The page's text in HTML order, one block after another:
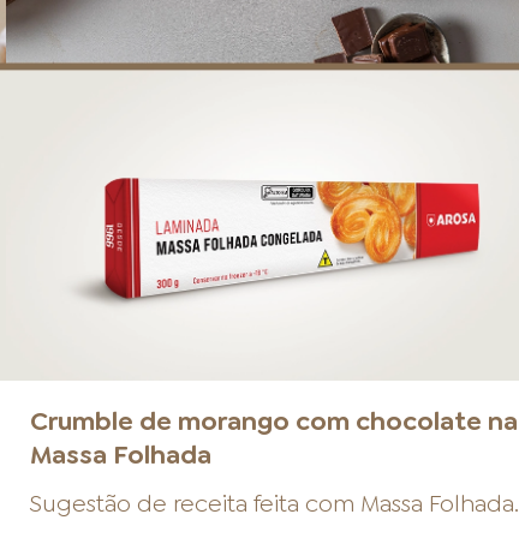
Crumble de morango com chocolate na
Massa Folhada
Sugestão de receita feita com Massa Folhada.